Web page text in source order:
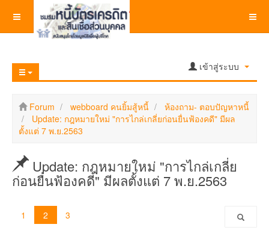
เข้าสู่ระบบ
Forum webboard คนยิ้มสู้หนี้
ห้องถาม- ตอบปัญหาหนี้
Update: กฎหมายใหม่ "การไกล่เกลี่ยก่อนยื่นฟ้องคดี" มีผล
ตั้งแต่ 7 พ.ย.2563
Update: กฎหมายใหม่ "การไกล่เกลี่ย
ก่อนยื่นฟ้องคดี" มีผลตั้งแต่ 7 พ.ย.2563
1 2 3